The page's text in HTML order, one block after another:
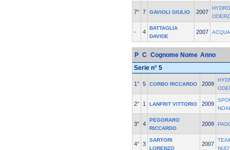
7° 7 GAVIOLI GIULIO 2007
- 4
BATTAGLIA
DAVIDE
2007
P C Cognome Nome Anno
Serie n° 5
1° 5 CORBO RICCARDO 2009
2° 1 LANFRIT VITTORIO 2009
3° 4
PEGORARO
RICCARDO
2009
4° 3
SARTORI
LORENZO
2007